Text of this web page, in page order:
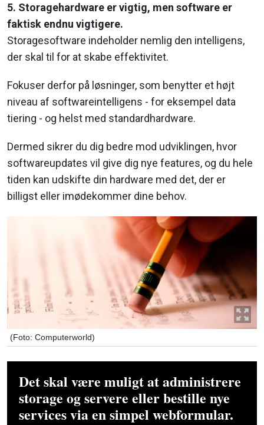
5. Storagehardware er vigtig, men software er
faktisk endnu vigtigere.
Storagesoftware indeholder nemlig den intelligens,
der skal til for at skabe effektivitet.
Fokuser derfor på løsninger, som benytter et højt
niveau af softwareintelligens - for eksempel data
tiering - og helst med standardhardware.
Dermed sikrer du dig bedre mod udviklingen, hvor
softwareupdates vil give dig nye features, og du hele
tiden kan udskifte din hardware med det, der er
billigst eller imødekommer dine behov.
(Foto: Computerworld)
Det skal være muligt at administrere
storage og servere eller bestille nye
services via en simpel webformular.